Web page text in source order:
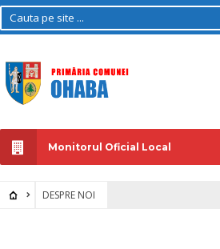
Monitorul Oficial Local
DESPRE NOI